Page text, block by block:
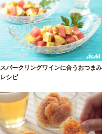
スパークリングワインに合うおつまみ
レシピ